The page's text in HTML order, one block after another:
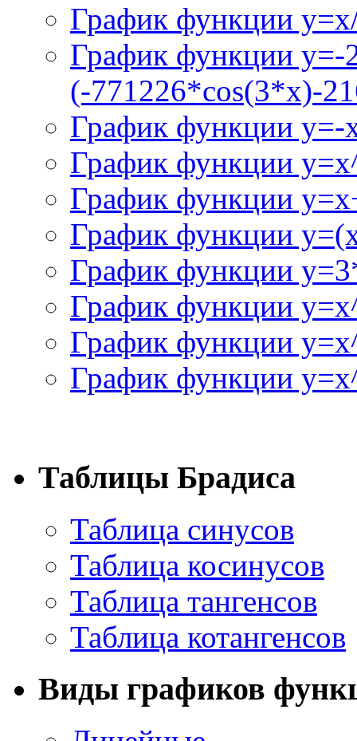
График функции
График функции y=-
(-771226*cos(3*x)-
График функции
График функции
График функции
График функции
График функции
График функции
График функции
График функции
Таблицы Брадиса
Таблица синусов
Таблица косинусов
Таблица тангенсов
Таблица котангенсов
Виды графиков